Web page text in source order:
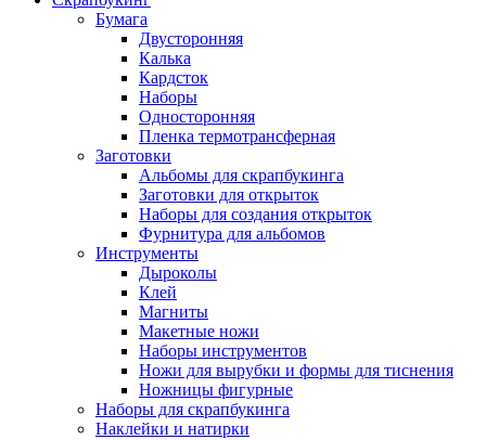
Бумага
Двусторонняя
Калька
Кардсток
Наборы
Односторонняя
Пленка термотрансферная
Заготовки
Альбомы для скрапбукинга
Заготовки для открыток
Наборы для создания открыток
Фурнитура для альбомов
Инструменты
Дыроколы
Клей
Магниты
Макетные ножи
Наборы инструментов
Ножи для вырубки и формы для тиснения
Ножницы фигурные
Наборы для скрапбукинга
Наклейки и натирки